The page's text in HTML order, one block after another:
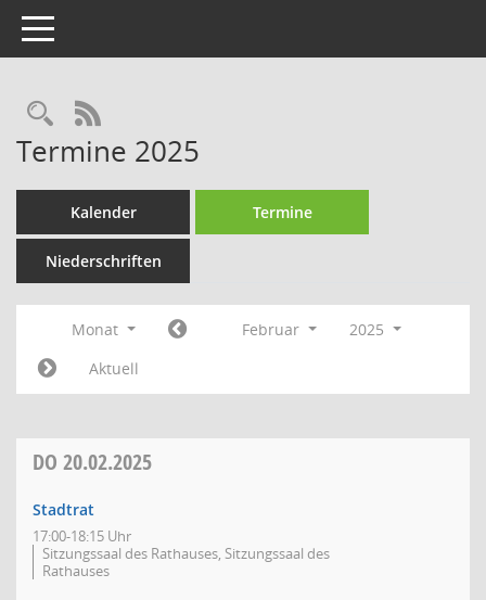
Toggle navigation
Rechercheauswahl
RSS-Feed
Termine 2025
Kalender Termine
Niederschriften
Monat Februar
2025
Aktuell
DO 20.02.2025
Stadtrat
17:00-18:15 Uhr
Sitzungssaal des Rathauses, Sitzungssaal des
Rathauses